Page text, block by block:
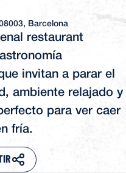
Barcelona
restaurant
invitan a parar el
ambiente relajado y
para ver caer
fría.